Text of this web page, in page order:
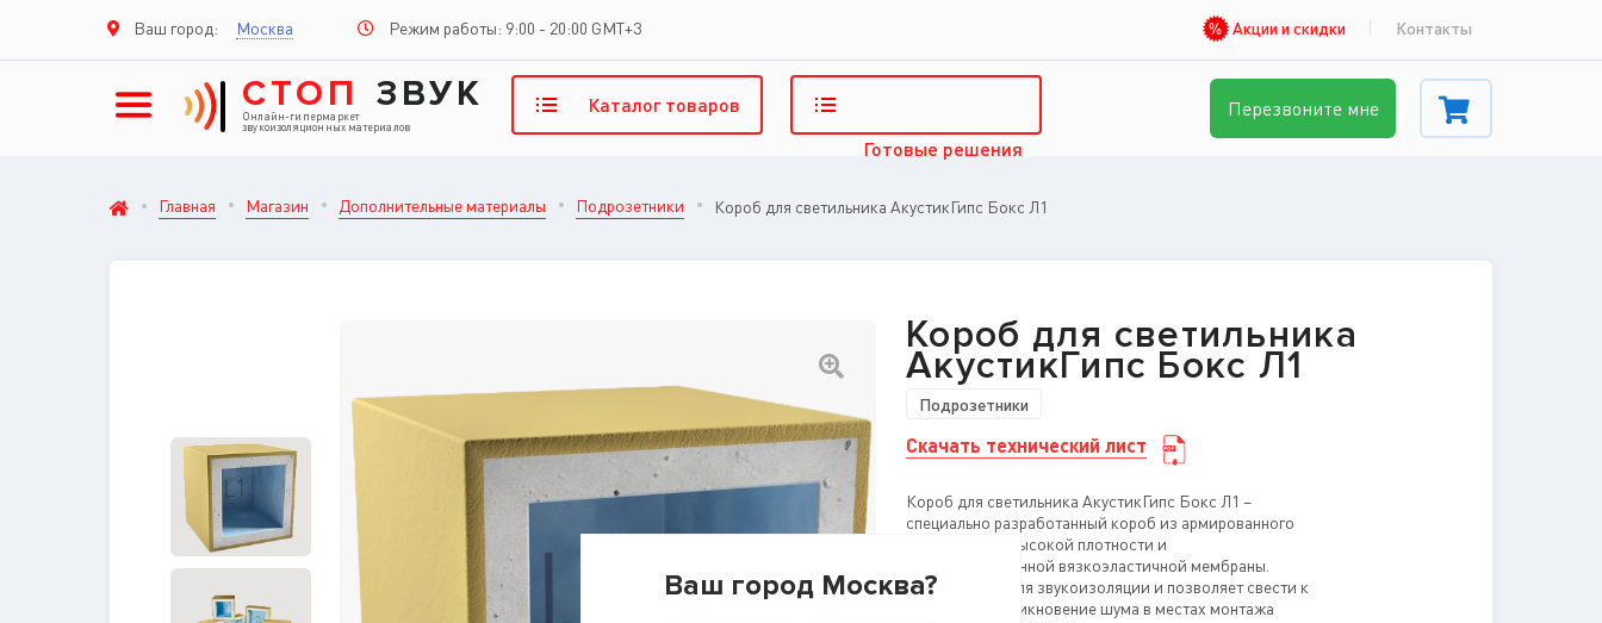
Ваш город: Москва
Ваш город Москва?
Режим работы: 9:00 - 20:00 GMT+3 Акции и скидки Контакты
СТОП ЗВУК
Онлайн-гипермаркет
звукоизоляционных материалов
Каталогтоваров
Готовые решения
Перезвоните мне
Главная Магазин Дополнительные материалы Подрозетники Короб для светильника АкустикГипс Бокс Л1
Короб для светильника
АкустикГипс Бокс Л1
Подрозетники
Скачать технический лист
Короб для светильника АкустикГипс Бокс Л1 –
специально разработанный короб из армированного
гипсокартона высокой плотности и
звукоизоляционной вязкоэластичной мембраны.
Применяется для звукоизоляции и позволяет свести к
минимуму проникновение шума в местах монтажа